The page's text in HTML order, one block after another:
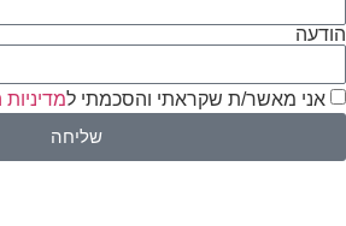
הודעה
אני מאשר/ת שקראתי והסכמתי ל
שליחה